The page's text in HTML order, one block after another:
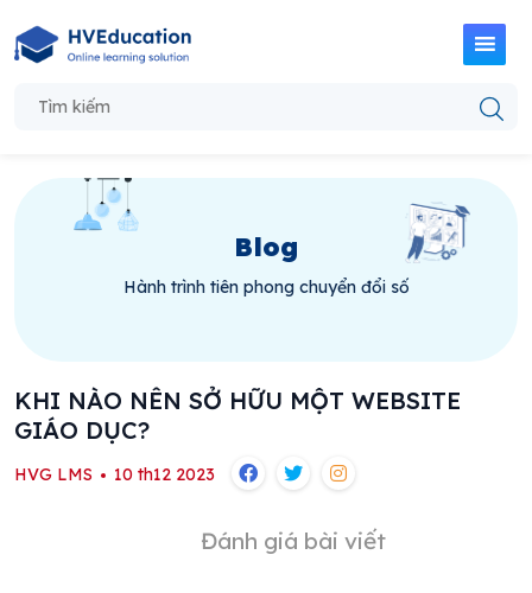
Blog
Hành trình tiên phong chuyển đổi số
KHI NÀO NÊN SỞ HỮU MỘT WEBSITE
GIÁO DỤC?
HVG LMS 10 th12 2023
Đánh giá bài viết